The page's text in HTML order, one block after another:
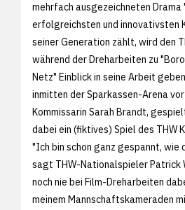
mehrfach ausgezeichneten Drama
erfolgreichsten und innovativsten
seiner Generation zählt, wird den
während der Dreharbeiten zu
Netz" Einblick in seine Arbeit
inmitten der Sparkassen-Arena
Kommissarin Sarah Brandt,
dabei ein (fiktives) Spiel des THW
"Ich bin schon ganz gespannt, wie
sagt THW-Nationalspieler Patrick
noch nie bei Film-Dreharbeiten
meinem Mannschaftskameraden